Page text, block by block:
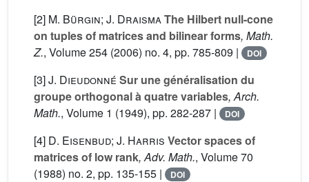
[2] M. Bürgin; J. DraismaThe Hilbert null-cone
on tuples of matrices and bilinear forms, Math.
Z., Volume 254 (2006) no. 4, pp. 785-809 | DOI
[3]J. Dieudonné Sur une généralisation du
groupe orthogonal à quatre variables, Arch.
Math., Volume 1 (1949), pp. 282-287 | DOI
[4] D. Eisenbud; J. Harris Vector spaces of
matrices of low rank, Adv. Math., Volume 70
(1988) no. 2, pp. 135-155 |
DOI